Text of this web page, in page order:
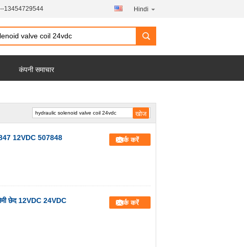
13454729544 Hindi
कंपनी समाचार
12VDC 507848
संपर्क करें
छेद 12VDC 24VDC
संपर्क करें